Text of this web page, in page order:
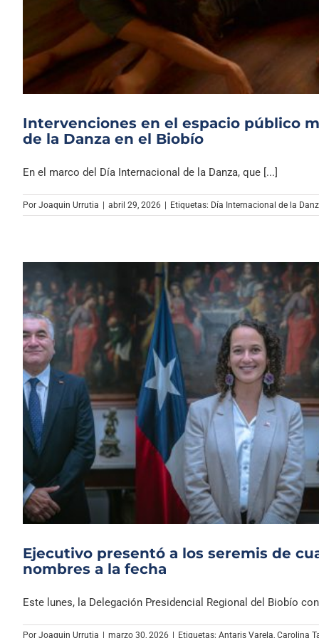
Intervenciones en el espacio público
de la Danza en el Biobío
En el marco del Día Internacional de la Danza, que [...]
Por Joaquin Urrutia abril 29, 2026 Etiquetas: Día Internacional de la
Ejecutivo presentó a los seremis de
nombres a la fecha
Este lunes, la Delegación Presidencial Regional del Biobío
Por Joaquin Urrutia marzo 30, 2026 Etiquetas: Antaris Varela, Carolina